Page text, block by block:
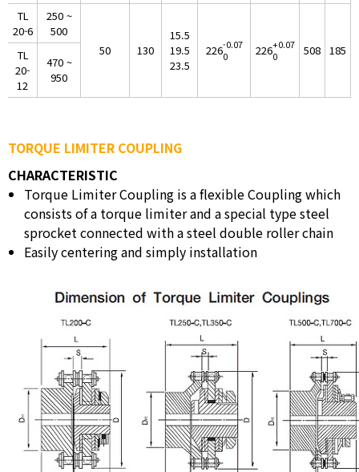
TL
20-6
250 ~
500
50
130
15.5
19.5
23.5
226-0.07
0
226+0.07
0
508 185
TL
20-
12
470 ~
950
TORQUE LIMITER COUPLING
CHARACTERISTIC
Torque Limiter Coupling is a flexible Coupling which
consists of a torque limiter and a special type steel
sprocket connected with a steel double roller chain
Easily centering and simply installation